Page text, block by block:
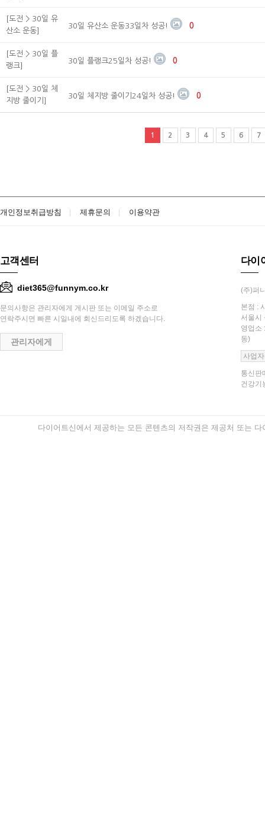
[도전 > 30일 유
산소 운동]
30일 유산소 운동33일차 성공! 0
[도전 > 30일 플
랭크]
30일 플랭크25일차 성공! 0
[도전 > 30일 체
지방 줄이기]
30일 체지방 줄이기24일차 성공! 0
1 2 3 4 5 6 7
개인정보취급방침 제휴문의 이용약관
고객센터
diet365@funnym.co.kr
문의사항은 관리자에게 게시판 또는 이메일 주소로
연락주시면 빠른 시일내에 회신드리도록 하겠습니다.
관리자에게
다이
(주)퍼
본점 :
서울시
영업소
동)
사업
통신판
건강기
다이어트신에서 제공하는 모든 콘텐츠의 저작권은 제공처 또는